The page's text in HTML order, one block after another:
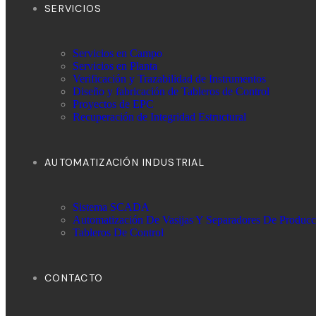
SERVICIOS
Servicios en Campo
Servicios en Planta
Verificación y Trazabilidad de Instrumentos
Diseño y fabricación de Tableros de Control
Proyectos de EPC
Recuperación de Integridad Estructural
AUTOMATIZACIÓN INDUSTRIAL
Sistema SCADA
Automatización De Vasijas Y Separadores De
Tableros De Control
CONTACTO